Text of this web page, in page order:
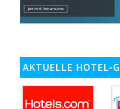
AKTUELLE HOTEL-